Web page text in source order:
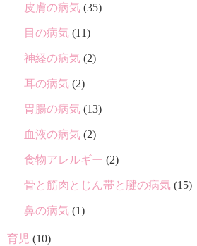
皮膚の病気 (35)
目の病気 (11)
神経の病気 (2)
耳の病気 (2)
胃腸の病気 (13)
血液の病気 (2)
食物アレルギー (2)
骨と筋肉とじん帯と腱の病気 (15)
鼻の病気 (1)
育児 (10)